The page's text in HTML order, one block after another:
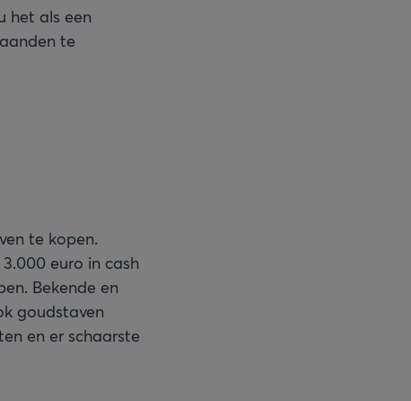
het als een
te
te kopen.
euro in cash
Bekende en
goudstaven
en er schaarste